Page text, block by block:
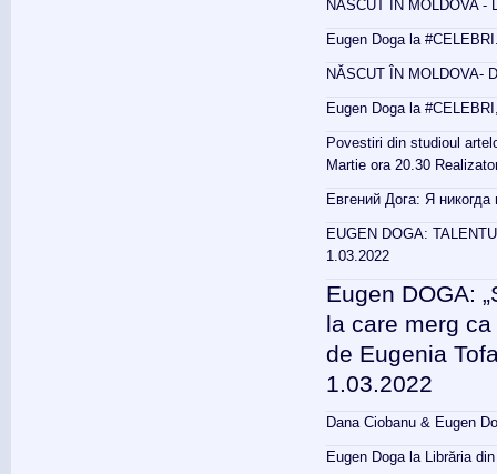
NĂSCUT ÎN MOLDOVA -
Eugen Doga la
NĂSCUT ÎN MOLDOVA-
Eugen Doga la
Povestiri din studioul
Martie ora 20.30
Евгений Дога: Я
EUGEN DOGA:
1.03.2022
Eugen DOGA:
la care merg
de Eugenia
1.03.2022
Dana Ciobanu & Eugen
Eugen Doga la Librăria